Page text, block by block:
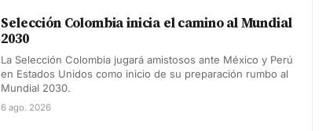
Selección Colombia inicia el camino al Mundial
2030
La Selección Colombia jugará amistosos ante México y Perú
en Estados Unidos como inicio de su preparación rumbo al
Mundial 2030.
6 ago. 2026